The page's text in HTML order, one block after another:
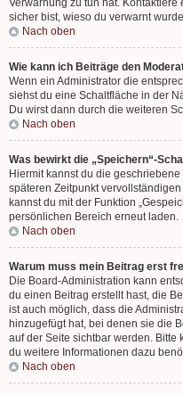
Verwarnung zu tun hat.
sicher bist, wieso du verwarnt
Nach oben
Wie kann ich Beiträge den
Wenn ein Administrator die
siehst du eine Schaltfläche in der
Du wirst dann durch die weiteren
Nach oben
Was bewirkt die „Speichern“-
Hiermit kannst du die
späteren Zeitpunkt
kannst du mit der Funktion
persönlichen Bereich erneut laden.
Nach oben
Warum muss mein Beitrag erst
Die Board-Administration kann
du einen Beitrag erstellt hast, die
ist auch möglich, dass die
hinzugefügt hat, bei denen sie die
auf der Seite sichtbar werden.
du weitere Informationen dazu
Nach oben